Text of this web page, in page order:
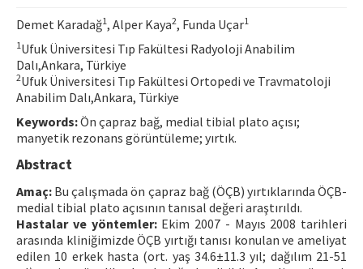
Aims and Scope
Contact Us
E-ISSN: 2687-4792
Demet Karadağ1, Alper Kaya2, Funda Uçar1
1 Ufuk Üniversitesi Tıp Fakültesi Radyoloji Anabilim
Dalı,Ankara, Türkiye
2Ufuk Üniversitesi Tıp Fakültesi Ortopedi ve Travmatoloji
Anabilim Dalı,Ankara, Türkiye
Keywords:Ön çapraz bağ, medial tibial plato açısı;
manyetik rezonans görüntüleme; yırtık.
Abstract
Amaç: Bu çalışmada ön çapraz bağ (ÖÇB) yırtıklarında ÖÇB-
medial tibial plato açısının tanısal değeri araştırıldı.
Hastalar ve yöntemler:Ekim 2007 - Mayıs 2008 tarihleri
arasında kliniğimizde ÖÇB yırtığı tanısı konulan ve ameliyat
edilen 10 erkek hasta (ort. yaş 34.6±11.3 yıl; dağılım 21-51